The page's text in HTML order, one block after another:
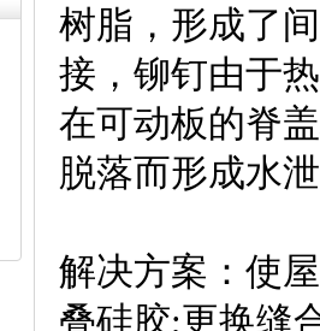
树脂，形成了
接，铆钉由于
在可动板的脊
脱落而形成水
解决方案：使
叠硅胶;更换缝